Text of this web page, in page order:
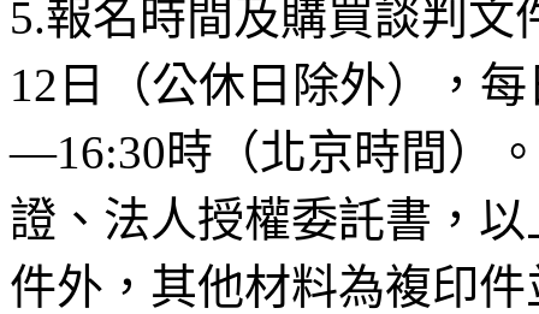
5.報名時間及購買談判文
12日（公休日除外），
—16:30時（北京時間）
證、法人授權委託書，
件外，其他材料為複印